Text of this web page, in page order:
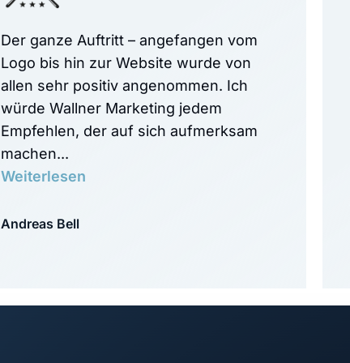
Der ganze Auftritt – angefangen vom
Logo bis hin zur Website wurde von
allen sehr positiv angenommen. Ich
würde Wallner Marketing jedem
Empfehlen, der auf sich aufmerksam
machen...
Weiterlesen
Andreas Bell